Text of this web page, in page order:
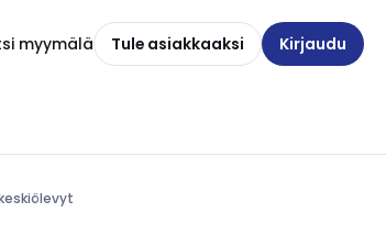
myymälä Tule asiakkaaksi Kirjaudu